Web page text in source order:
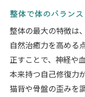
整体で体のバラン
整体の最大の特徴は
自然治癒力を高める
正すことで、神経や
本来持つ自己修復力
猫背や骨盤の歪みを